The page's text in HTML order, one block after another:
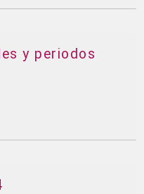
y periodos